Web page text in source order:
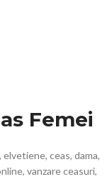
Femei
ceas, dama,
vanzare ceasuri,